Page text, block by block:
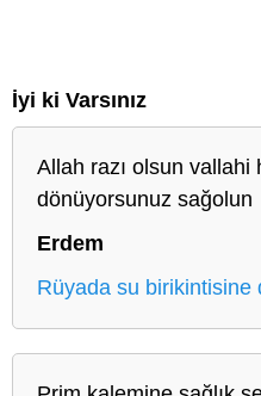
İyi ki Varsınız
Allah razı olsun vallahi
dönüyorsunuz sağolun
Erdem
Rüyada su birikintisine